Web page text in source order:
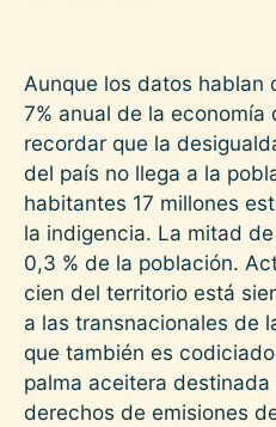
Aunque los datos hablan
7% anual de la economía
recordar que la
del país no llega a la
habitantes 17 millones
la indigencia. La mitad
0,3 % de la población.
cien del territorio está
a las transnacionales de
que también es
palma aceitera
derechos de emisiones